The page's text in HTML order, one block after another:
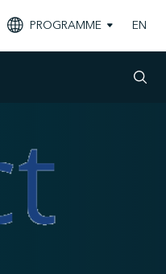
PROGRAMME EN